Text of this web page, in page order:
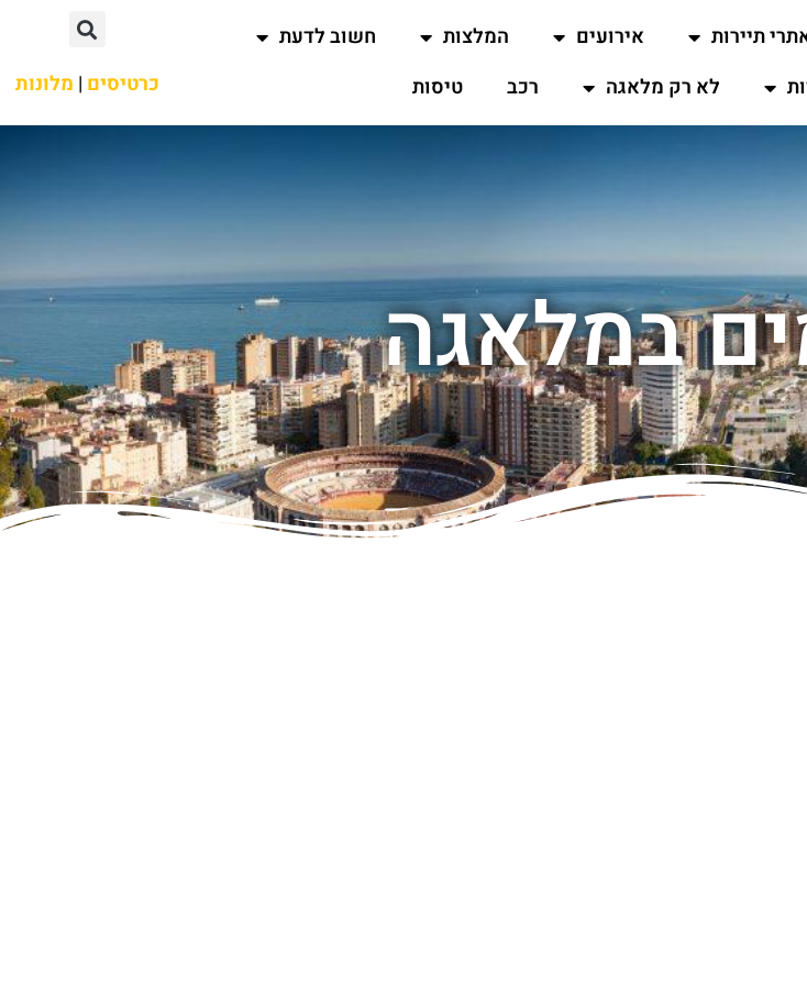
תיירות אירועים המלצות
חשוב לדעת
לא רק מלאגה רכב טיסות כרטיסים | מלונות
במלאגה